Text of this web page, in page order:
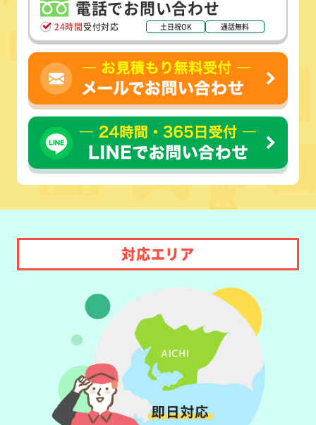
電話でお問い合わせ
24時間受付対応 土日祝OK 通話無料
対応エリア